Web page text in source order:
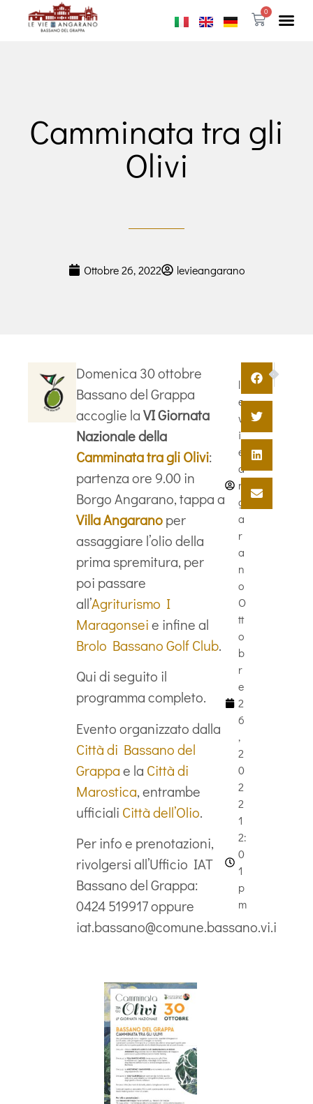
0
Camminata tra gli
Olivi
Ottobre 26, 2022 levieangarano
Domenica 30 ottobre
Bassano del Grappa
accoglie laVI Giornata
Nazionale della
Camminata tra gli Olivi:
partenza ore 9.00 in
Borgo Angarano, tappa a
Villa Angaranoper
assaggiare l’olio della
prima spremitura, per
poi passare
all’Agriturismo I
Maragonseie infine al
Brolo Bassano Golf Club.
Qui di seguito il
programma completo.
Evento organizzato dalla
Città di Bassano del
Grappae la Città di
Marostica, entrambe
ufficiali Città dell’Olio.
Per info e prenotazioni,
rivolgersi all’Ufficio IAT
Bassano del Grappa:
0424 519917 oppure
iat.bassano@comune.bassano.vi.i
l
e
v
i
e
a
n
g
a
r
a
n
o
O
tt
o
b
r
e
2
6
,
2
0
2
2
1
2:
0
1
p
m
11° Mercato